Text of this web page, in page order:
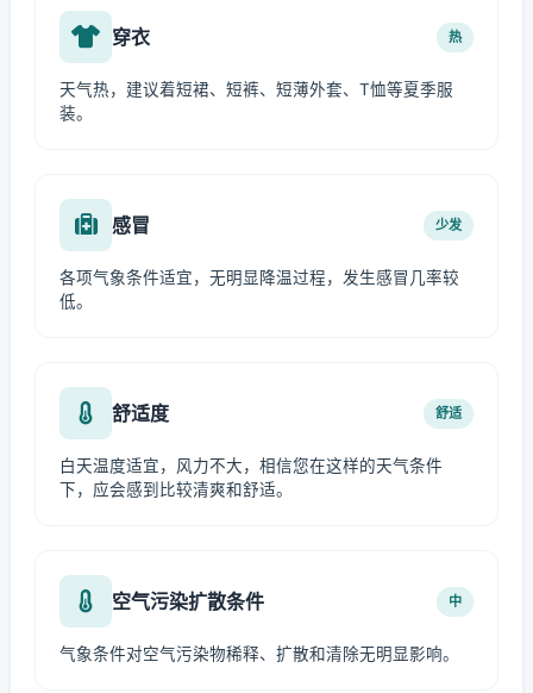
穿衣 热
天气热，建议着短裙、短裤、短薄外套、T恤等夏季服
装。
感冒 少发
各项气象条件适宜，无明显降温过程，发生感冒几率较
低。
舒适度 舒适
白天温度适宜，风力不大，相信您在这样的天气条件
下，应会感到比较清爽和舒适。
空气污染扩散条件 中
气象条件对空气污染物稀释、扩散和清除无明显影响。